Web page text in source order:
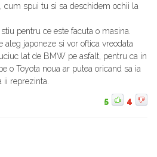
cum spui tu si sa deschidem ochii la
pentru ce este facuta o masina.
japoneze si vor oftica vreodata
lat de BMW pe asfalt, pentru ca in
o Toyota noua ar putea oricand sa ia
ii reprezinta.
5 4